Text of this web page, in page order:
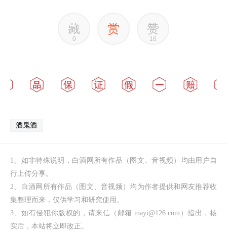
藏
0
赏 赞
16
酒鬼酒
1、如非特殊说明，白酒网所有作品（图文、音视频）均由用户自
行上传分享。
2、白酒网所有作品（图文、音视频）均为作者提供和网友推荐收
集整理而来，仅供学习和研究使用。
3、如有侵犯你版权的，请来信（邮箱:mayi@126.com）指出，核
实后，本站将立即改正。